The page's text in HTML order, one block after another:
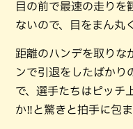
目の前で最速の走りを
ないので、目をまん丸
距離のハンデを取りな
ンで引退をしたばかり
で、選手たちはピッチ
か‼︎と驚きと拍手に包ま